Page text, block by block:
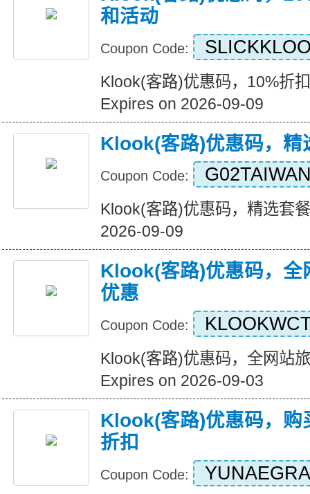
和活动
Coupon Code:
Klook(客路)优惠码，10%折
Expires on 2026-09-09
Klook(客路)优惠码，精
Coupon Code:
Klook(客路)优惠码，精选套
2026-09-09
Klook(客路)优惠码，全
优惠
Coupon Code:
Klook(客路)优惠码，全网站
Expires on 2026-09-03
Klook(客路)优惠码，购
折扣
Coupon Code: